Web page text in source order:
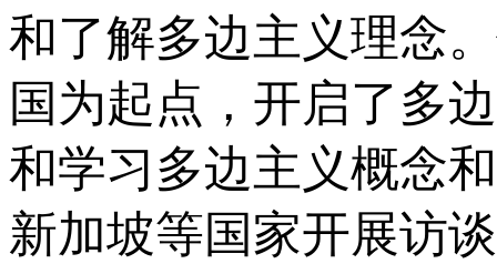
和了解多边主义理念
国为起点，开启了多
和学习多边主义概念
新加坡等国家开展访